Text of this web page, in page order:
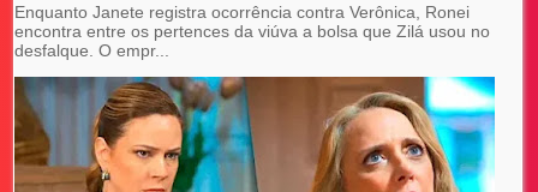
Enquanto Janete registra ocorrência contra Verônica, Ronei
encontra entre os pertences da viúva a bolsa que Zilá usou no
desfalque. O empr...